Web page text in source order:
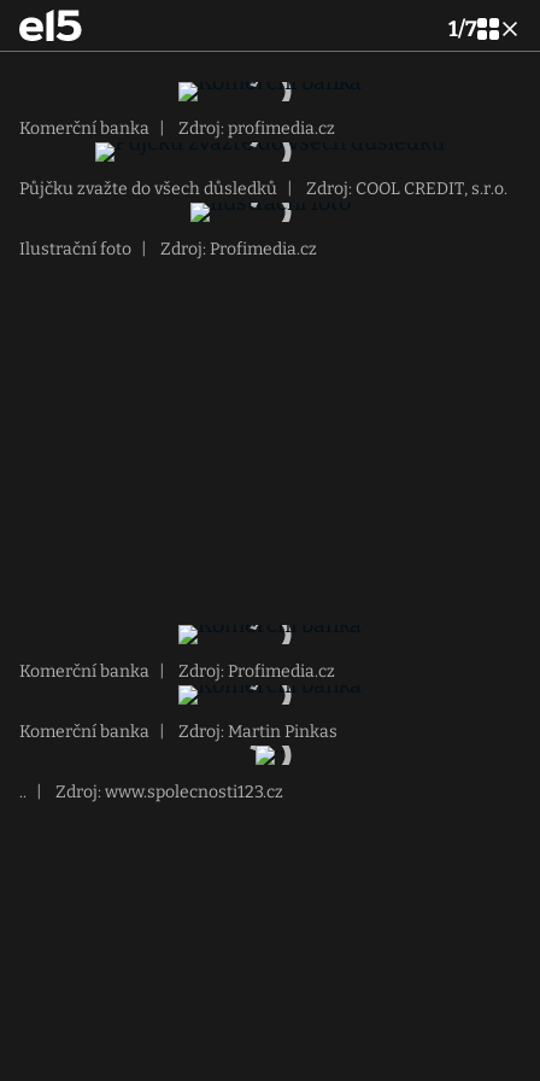
1/7
Komerční banka Zdroj: profimedia.cz
Půjčku zvažte do všech důsledků Zdroj: COOL CREDIT, s.r.o.
Ilustrační foto Zdroj: Profimedia.cz
Komerční banka Zdroj: Profimedia.cz
Komerční banka Zdroj: Martin Pinkas
.. Zdroj: www.spolecnosti123.cz